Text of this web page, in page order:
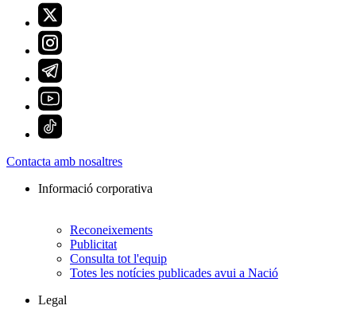
Contacta amb nosaltres
Informació corporativa
Reconeixements
Publicitat
Consulta tot l'equip
Totes les notícies publicades avui a Nació
Legal